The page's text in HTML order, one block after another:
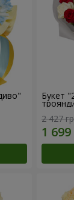
Букет
2 427